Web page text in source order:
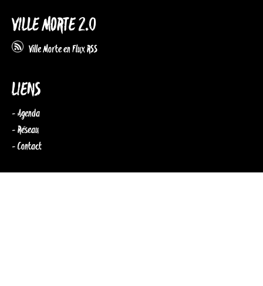
VILLE MORTE 2.0
Ville Morte en Flux RSS
LIENS
- Agenda
- Réseau
- Contact